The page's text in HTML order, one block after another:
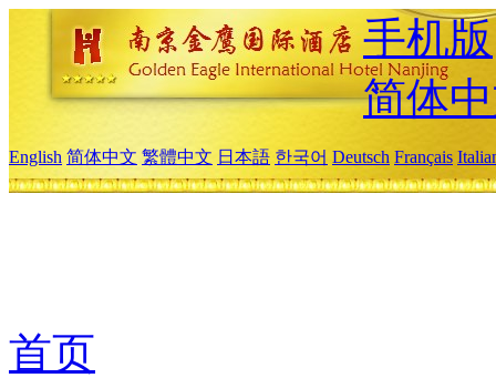
手机版
简体
English 简体中文 繁體中文 日本語 한국어 Deutsch Français
首页